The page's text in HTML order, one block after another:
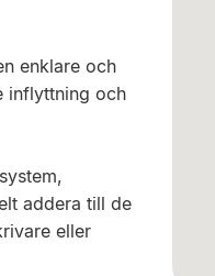
enklare och
inflyttning och
addera till de
eller